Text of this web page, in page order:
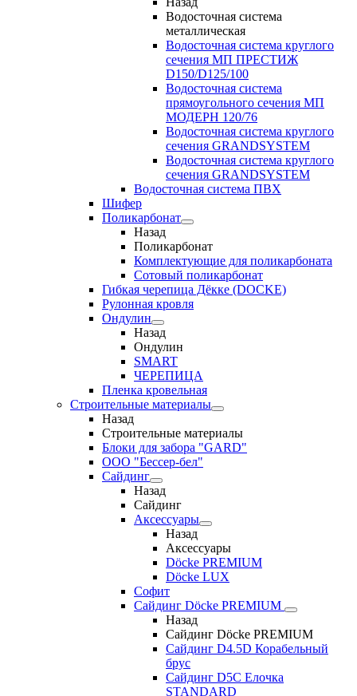
Водосточная система
металлическая
Водосточная система круглого
сечения МП ПРЕСТИЖ
D150/D125/100
Водосточная система
прямоугольного сечения МП
МОДЕРН 120/76
Водосточная система круглого
сечения GRANDSYSTEM
Водосточная система круглого
сечения GRANDSYSTEM
Водосточная система ПВХ
Шифер
Поликарбонат
Назад
Поликарбонат
Комплектующие для поликарбоната
Сотовый поликарбонат
Гибкая черепица Дёкке (DOCKE)
Рулонная кровля
Ондулин
Назад
Ондулин
SMART
ЧЕРЕПИЦА
Пленка кровельная
Строительные материалы
Назад
Строительные материалы
Блоки для забора "GARD"
ООО "Бессер-бел"
Сайдинг
Назад
Сайдинг
Аксессуары
Назад
Аксессуары
Döcke PREMIUM
Döcke LUX
Софит
Сайдинг Döcke PREMIUM
Назад
Сайдинг Döcke PREMIUM
Сайдинг D4.5D Корабельный
брус
Сайдинг D5С Елочка
STANDARD